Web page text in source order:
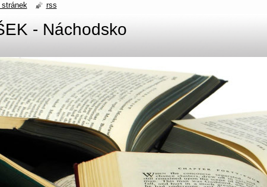
- Náchodsko
stránek
rss